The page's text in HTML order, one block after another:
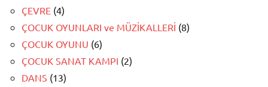
ÇEVRE (4)
ÇOCUK OYUNLARI ve MÜZİKALLERİ (8)
ÇOCUK OYUNU (6)
ÇOCUK SANAT KAMPI (2)
DANS (13)